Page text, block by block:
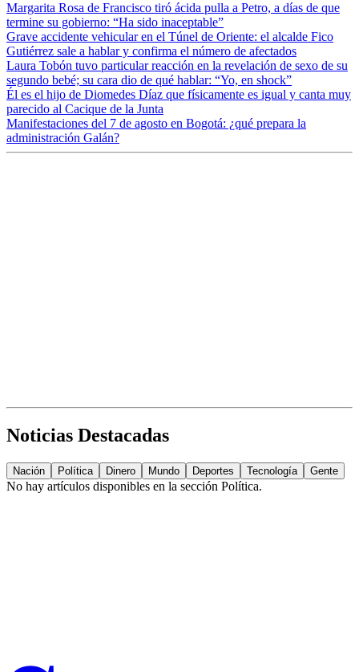
Margarita Rosa de Francisco tiró ácida pulla a Petro, a días de que
termine su gobierno: “Ha sido inaceptable”
Grave accidente vehicular en el Túnel de Oriente: el alcalde Fico
Gutiérrez sale a hablar y confirma el número de afectados
Laura Tobón tuvo particular reacción en la revelación de sexo de su
segundo bebé; su cara dio de qué hablar: “Yo, en shock”
Él es el hijo de Diomedes Díaz que físicamente es igual y canta muy
parecido al Cacique de la Junta
Manifestaciones del 7 de agosto en Bogotá: ¿qué prepara la
administración Galán?
Noticias Destacadas
Nación Política Dinero Mundo Deportes Tecnología Gente
No hay artículos disponibles en la sección Política.